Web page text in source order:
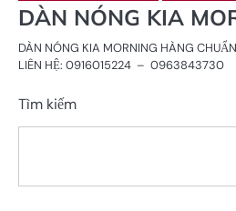
DÀN NÓNG KIA
DÀN NÓNG KIA MORNING HÀNG
LIÊN HỆ: 0916015224 – 0963843730
Tìm kiếm